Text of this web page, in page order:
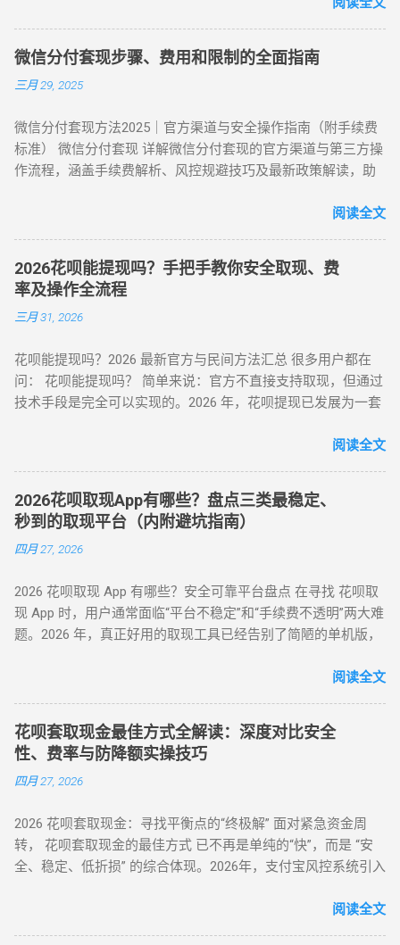
政策波动影响 （三）实物交易型 —— 大额资金解决方案 方法类
型 操作核心 手续费区间 适用场景 方法 3：货到返现 购买手机
/ 家电后协商退货 10%-25% 单笔需提现万元以上 方法 4：线下
（四）间接套现策略 —— 隐蔽性优化方案 方法 5：信用卡代还
至银行卡，综合成本 1%-3%+ 信用卡手续费。 方法 6：亲友代
付模式 通过为亲友代购商品实现资金流转，零手续费但依赖人
际关系信任。 三、套现操作速查：3 大高频实用方案对比 方案
钟内 8%-15% ★★★☆☆ 小额紧急周转 虚拟卡券折现 1 小时内
4%-8% ★★★★☆ 日常规律性套现 亲友代付 即时到账 0%
★★★☆☆ 低频次隐私需求 四、2025 年花呗风控破解策略
（实操级指南） （一）行为模拟防监测技巧 金额控制 ：单次
间间隔 ：两次操作间隔≥72 小时，模拟真实消费周期 场景多元
化 ：交替使用扫码支付、生活缴费、电商购...
折损 高安全性 自操作的核心在于“隐蔽性”。如果你直接扫描自
己的收款码，支付宝风控会瞬间识别为违规套现。以下是 2026
年依然有效的几种正确自操作姿势。 一、 2026 个人自操作三
物转手 天猫/京东买手机回购 约 5% T+1 / T+2 话费/流量代充
帮亲友充值并代收现金 约 2% 即时 黄金/硬通货模式 支付宝黄
金回购或实物金 视金价波动 2-3个工作日 二、 深度步骤：花呗
是 2026 年权重最高的方法。在天猫旗舰店挑选一款热门手机
（如 iPh...
微信分付套现步骤、费用和限制的全面指南
三月 29, 2025
微信分付套现方法2025｜官方渠道与安全操作指南（附手续费
标准） 微信分付套现 详解微信分付套现的官方渠道与第三方操
作流程，涵盖手续费解析、风控规避技巧及最新政策解读，助
年新规：微信支付强化分付风控，禁止直接套现（引用央行
（第三方支付研究院数据） 主流方式：通过虚拟商品交易（占
比68%）、线下商家合作（占比22%） 二、微信分付套现操作
指南（2025最新流程） 官方渠道：分付还款抵扣（合规但有限
制） 路径：微信→钱包→分付→还款→使用分付额度还款 限
易（主流方法） 选择支持分付的电商平台（如美团、苏宁易
购） 购买电子礼品卡/话费充值（建议≤2000元/笔） 联系回收
商变现，手续费8%-15% 线下商家合作：扫码套现（需深度信
阅读全文
2026花呗能提现吗？手把手教你安全取现、费
率及操作全流程
三月 31, 2026
花呗能提现吗？2026 最新官方与民间方法汇总 很多用户都在
问： 花呗能提现吗？ 简单来说：官方不直接支持取现，但通过
技术手段是完全可以实现的。2026 年，花呗提现已发展为一套
店铺回购或闲鱼平台交易，将花呗额度秒变余额。目前的合理
官方定位是“先消费、后还款”，但当面临紧急资金缺口时，提现
成为了很多人的首选。那么，具体怎么操作才最稳妥？ 一、 花
呗提现的三种常见操作方式 操作模式 到账时效 优点 缺点 扫码
直取模式 秒到 速度最快，适合急用 对账号权重有一定要求 电
卡券回购模式 2-4 小时 中间状态，较稳定 折损相对较高 二、
2026 花呗提现的必备条件 想要成功提现，您的账号需要满足以
下基本条件： 功能正常： 花呗未被冻结，且尚有可用额度。
阅读全文
2026花呗取现App有哪些？盘点三类最稳定、
秒到的取现平台（内附避坑指南）
四月 27, 2026
2026 花呗取现 App 有哪些？安全可靠平台盘点 在寻找 花呗取
现 App 时，用户通常面临“平台不稳定”和“手续费不透明”两大难
题。2026 年，真正好用的取现工具已经告别了简陋的单机版，
动回款系统、电商中转 App 以及专业卡券回收平台。平均费率
下载了不明来源的 App 后发现无法使用，甚至面临信息泄露风
险。本文将为您详细梳理 2026 年依然活跃且稳定的三类取现工
具模式。 一、 2026 主流花呗取现 App 模式分类 App 模式 核心
代表 到账速度 风控抗性 H5 智能解析 XX 支付、XX 回款系统 秒
天 ⭐⭐⭐⭐⭐ 话费/卡券回收 XX 充值、权益回收平台 1 - 3 小时
⭐⭐⭐ 二、 深度解析：哪些 App 值得信任？ 1. H5 自动回款平台
推荐 这类平台无需通过应用市场下载，通常以 H5 网页形式存
阅读全文
花呗套取现金最佳方式全解读：深度对比安全
性、费率与防降额实操技巧
四月 27, 2026
2026 花呗套取现金：寻找平衡点的“终极解” 面对紧急资金周
转， 花呗套取现金的最佳方式 已不再是单纯的“快”，而是 “安
全、稳定、低折损” 的综合体现。2026年，支付宝风控系统引入
足之地。经过行业深度评测，目前的最佳方式被定义为基于真
阅读全文